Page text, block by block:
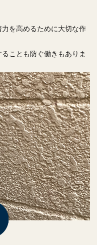
を高めるために大切な作
ことも防ぐ働きもありま